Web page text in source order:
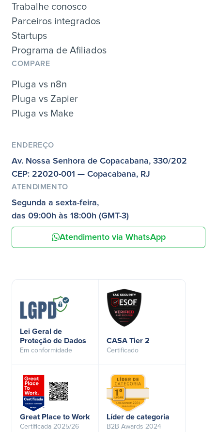
Trabalhe conosco
Parceiros integrados
Startups
Programa de Afiliados
COMPARE
Pluga vs n8n
Pluga vs Zapier
Pluga vs Make
ENDEREÇO
Av. Nossa Senhora de Copacabana, 330/202
CEP: 22020-001 — Copacabana, RJ
ATENDIMENTO
Segunda a sexta-feira,
das 09:00h às 18:00h (GMT-3)
Atendimento via WhatsApp
Lei Geral de
Proteção de Dados
Em conformidade
CASA Tier 2
Certificado
Great Place to Work
Certificada 2025/26
Líder de categoria
B2B Awards 2024